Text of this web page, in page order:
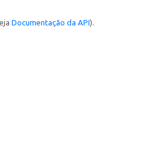
Documentação da API).